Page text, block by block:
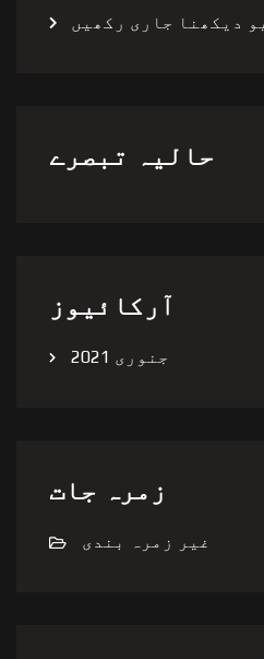
دیکھنا جاری رکھیں
حالیہ تبصرے
آرکائیوز
جنوری 2021
زمرہ جات
غیر زمرہ بندی